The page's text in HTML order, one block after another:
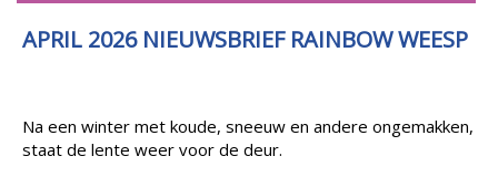
APRIL 2026 NIEUWSBRIEF RAINBOW WEESP
Na een winter met koude, sneeuw en andere ongemakken,
staat de lente weer voor de deur.